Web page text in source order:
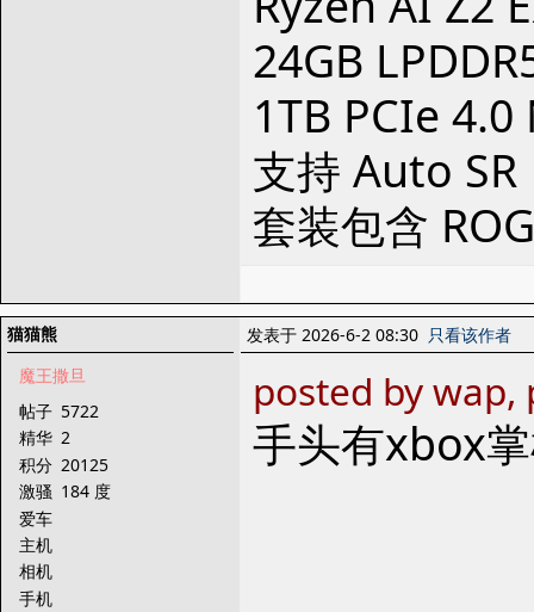
24GB
1TB PCIe
支持 Auto SR
套装包含
猫猫熊
魔王撒旦
帖子 5722
精华 2
积分 20125
激骚 184 度
爱车
主机
相机
手机
发表于 2026-6-2 08:30 只看该作者
posted by
手头有xbox